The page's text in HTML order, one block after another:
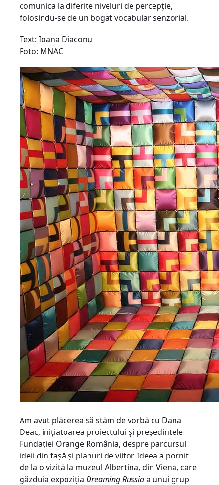
comunica la diferite niveluri de percepţie,
folosindu-se de un bogat vocabular senzorial.
Text: Ioana Diaconu
Foto: MNAC
Am avut plăcerea să stăm de vorbă cu Dana
Deac, iniţiatoarea proiectului şi preşedintele
Fundaţiei Orange România, despre parcursul
ideii din faşă şi planuri de viitor. Ideea a pornit
de la o vizită la muzeul Albertina, din Viena, care
găzduia expoziţia Dreaming Russiaa unui grup